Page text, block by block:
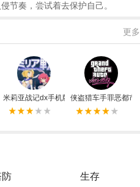
节奏，尝试着去保护自己。
更多
手机版
米莉亚战记dx手机版 侠盗猎车手罪恶都市
防 生存